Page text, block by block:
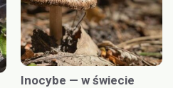
Inocybe — w świecie